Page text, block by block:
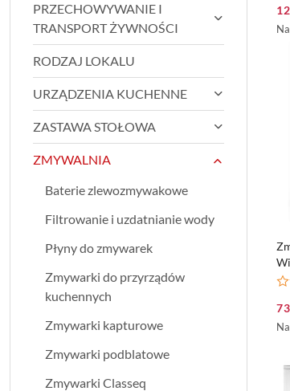
PRZECHOWYWANIE I
TRANSPORT ŻYWNOŚCI
RODZAJ LOKALU
URZĄDZENIA KUCHENNE
ZASTAWA STOŁOWA
ZMYWALNIA
Baterie zlewozmywakowe
Filtrowanie i uzdatnianie wody
Płyny do zmywarek
Zmywarki do przyrządów
kuchennych
Zmywarki kapturowe
Zmywarki podblatowe
Zmywarki Classeq
30